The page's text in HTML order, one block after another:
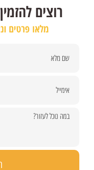
רוצים
מלאו פרטים